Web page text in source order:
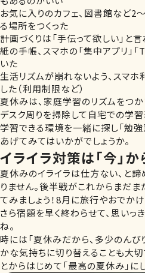
お気に入りのカフェ、図書館など2
る場所をつくった
計画づくりは「手伝って欲しい」と
紙の手帳、スマホの「集中アプリ」
いた
生活リズムが崩れないよう、スマ
した（利用制限など）
夏休みは、家庭学習のリズムをつか
デスク周りを掃除して自宅での学
学習できる環境を一緒に探し「勉
あげてみてはいかがでしょうか。
イライラ対策は「今」
夏休みのイライラは仕方ない、と
りません。後半戦がこれからまだ
てみましょう！8月に旅行やおでか
さら宿題を早く終わらせて、思いっ
ね。
時には「夏休みだから、多少のんび
かな気持ちに切り替えることも大
とからはじめて「最高の夏休み」にし